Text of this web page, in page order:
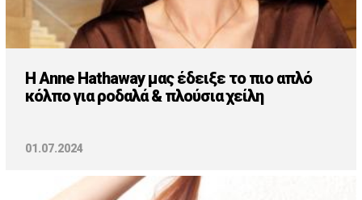
H Anne Hathaway μας έδειξε το πιο απλό
κόλπο για ροδαλά & πλούσια χείλη
01.07.2024